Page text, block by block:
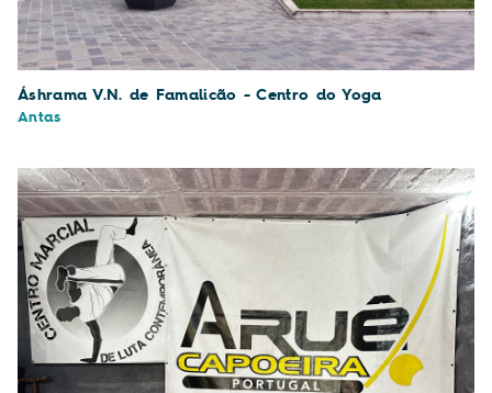
Áshrama V.N. de Famalicão - Centro do Yoga
Antas